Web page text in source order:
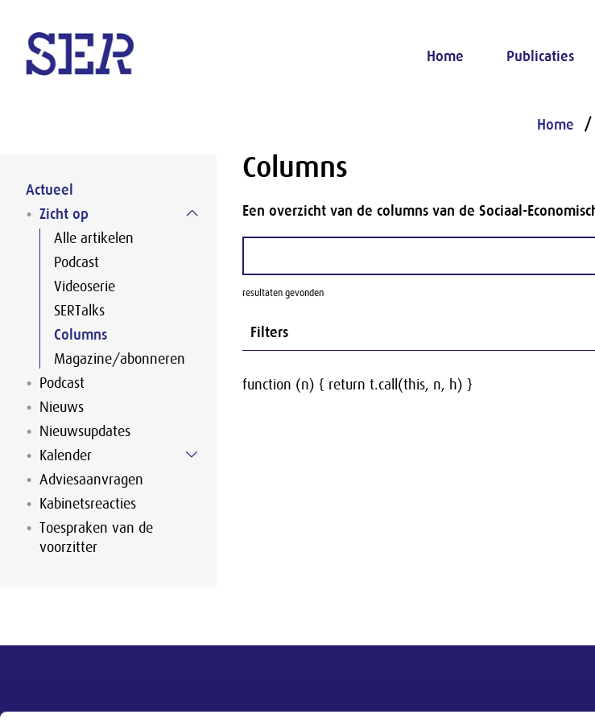
Home Publicaties
Actueel
Zicht op
Alle artikelen
Podcast
Videoserie
SERTalks
Columns
Magazine/abonneren
Podcast
Nieuws
Nieuwsupdates
Kalender
Adviesaanvragen
Kabinetsreacties
Toespraken van de
voorzitter
Home
Columns
Een overzicht van de columns van de Sociaal-
resultaten gevonden
Filters
function (n) { return t.call(this, n, h) }